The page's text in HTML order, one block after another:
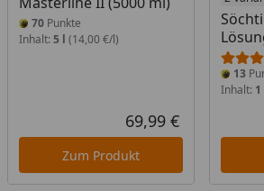
70 Punkte
Inhalt: 5 l (14,00 €/l)
Aktueller
69,99 €
Zum Produkt
13
Inhalt: 1